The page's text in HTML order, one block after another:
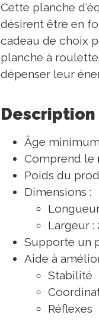
Cette planche
désirent être en
cadeau de choix
planche à
dépenser leur
Âge
Comprend le
Poids du
Dimensions :
Largeur :
Supporte un
Aide à
Stabilité
Réflexes